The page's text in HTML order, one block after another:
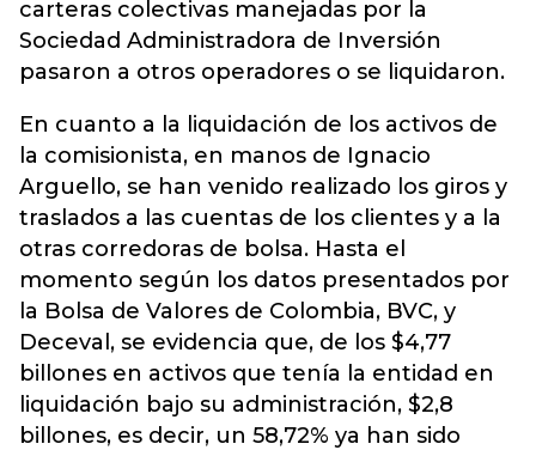
carteras colectivas manejadas por la
Sociedad Administradora de Inversión
pasaron a otros operadores o se liquidaron.
En cuanto a la liquidación de los activos de
la comisionista, en manos de Ignacio
Arguello, se han venido realizado los giros y
traslados a las cuentas de los clientes y a la
otras corredoras de bolsa. Hasta el
momento según los datos presentados por
la Bolsa de Valores de Colombia, BVC, y
Deceval, se evidencia que, de los $4,77
billones en activos que tenía la entidad en
liquidación bajo su administración, $2,8
billones, es decir, un 58,72% ya han sido